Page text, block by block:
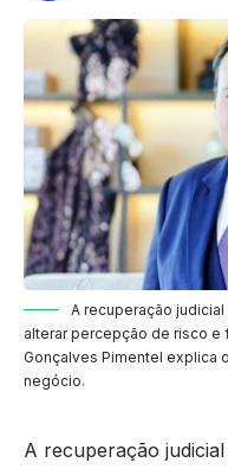
A recuperação
alterar percepção de risco e
Gonçalves Pimentel explica
negócio.
A recuperação